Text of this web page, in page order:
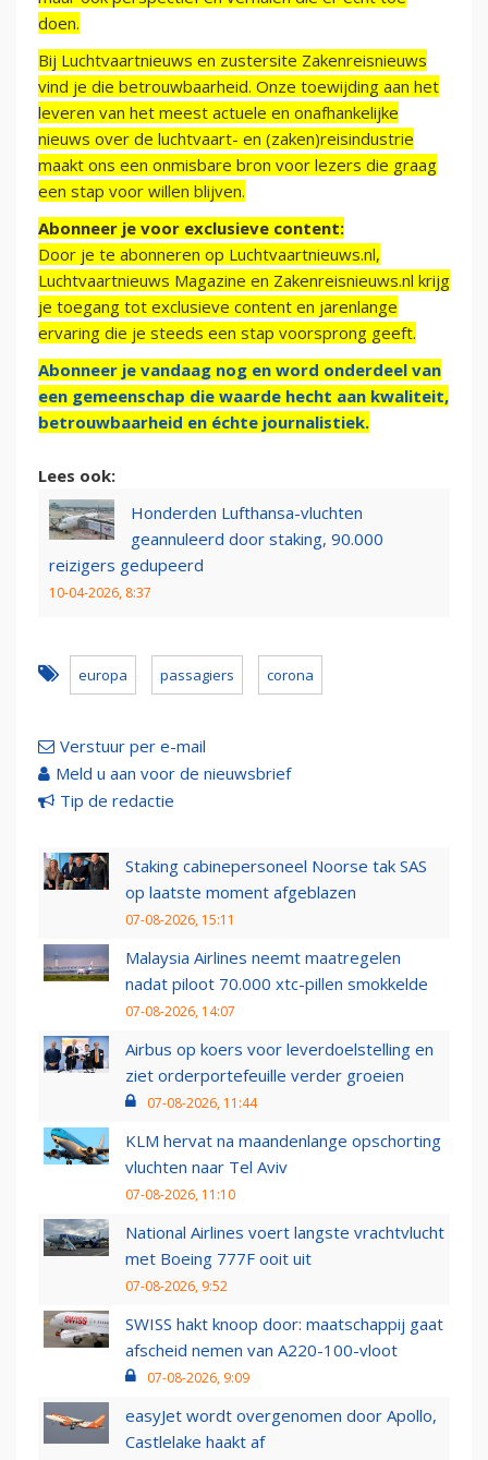
doen.
Bij Luchtvaartnieuws en zustersite Zakenreisnieuws
vind je die betrouwbaarheid. Onze toewijding aan het
leveren van het meest actuele en onafhankelijke
nieuws over de luchtvaart- en (zaken)reisindustrie
maakt ons een onmisbare bron voor lezers die graag
een stap voor willen blijven.
Abonneer je voor exclusieve content:
Door je te abonneren op Luchtvaartnieuws.nl,
Luchtvaartnieuws Magazine en Zakenreisnieuws.nl krijg
je toegang tot exclusieve content en jarenlange
ervaring die je steeds een stap voorsprong geeft.
Abonneer je vandaag nog en word onderdeel van
een gemeenschap die waarde hecht aan kwaliteit,
betrouwbaarheid en échte journalistiek.
Lees ook:
Honderden Lufthansa-vluchten
geannuleerd door staking, 90.000
reizigers gedupeerd
10-04-2026, 8:37
europa passagiers corona
Verstuur per e-mail
Meld u aan voor de nieuwsbrief
Tip de redactie
Staking cabinepersoneel Noorse tak SAS
op laatste moment afgeblazen
07-08-2026, 15:11
Malaysia Airlines neemt maatregelen
nadat piloot 70.000 xtc-pillen smokkelde
07-08-2026, 14:07
Airbus op koers voor leverdoelstelling en
ziet orderportefeuille verder groeien
07-08-2026, 11:44
KLM hervat na maandenlange opschorting
vluchten naar Tel Aviv
07-08-2026, 11:10
National Airlines voert langste vrachtvlucht
met Boeing 777F ooit uit
07-08-2026, 9:52
SWISS hakt knoop door: maatschappij gaat
afscheid nemen van A220-100-vloot
07-08-2026, 9:09
easyJet wordt overgenomen door Apollo,
Castlelake haakt af